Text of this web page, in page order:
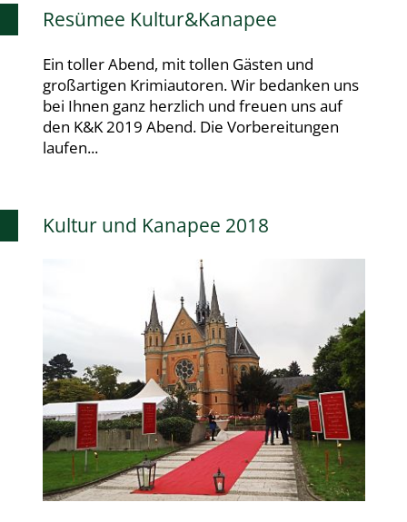
Resümee Kultur&Kanapee
Ein toller Abend, mit tollen Gästen und
großartigen Krimiautoren. Wir bedanken uns
bei Ihnen ganz herzlich und freuen uns auf
den K&K 2019 Abend. Die Vorbereitungen
laufen...
Kultur und Kanapee 2018